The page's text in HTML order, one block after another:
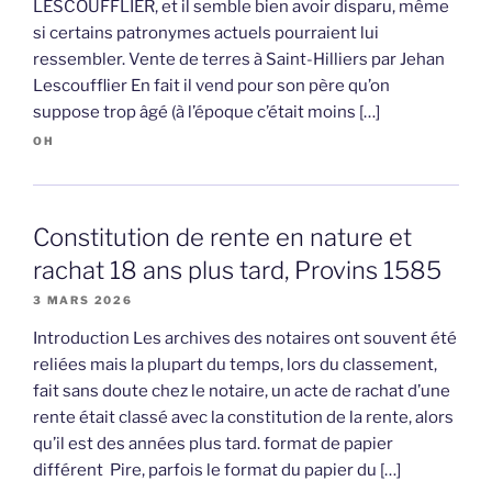
LESCOUFFLIER, et il semble bien avoir disparu, même
si certains patronymes actuels pourraient lui
ressembler. Vente de terres à Saint-Hilliers par Jehan
Lescoufflier En fait il vend pour son père qu’on
suppose trop âgé (à l’époque c’était moins […]
OH
Constitution de rente en nature et
rachat 18 ans plus tard, Provins 1585
3 MARS 2026
Introduction Les archives des notaires ont souvent été
reliées mais la plupart du temps, lors du classement,
fait sans doute chez le notaire, un acte de rachat d’une
rente était classé avec la constitution de la rente, alors
qu’il est des années plus tard. format de papier
différent Pire, parfois le format du papier du […]